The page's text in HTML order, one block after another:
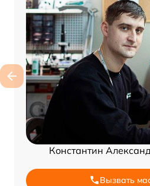
Константин
Вызвать